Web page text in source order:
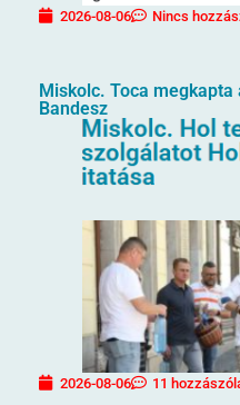
2026-08-06 Nincs
Miskolc. Toca
Bandesz
2026-08-06 11